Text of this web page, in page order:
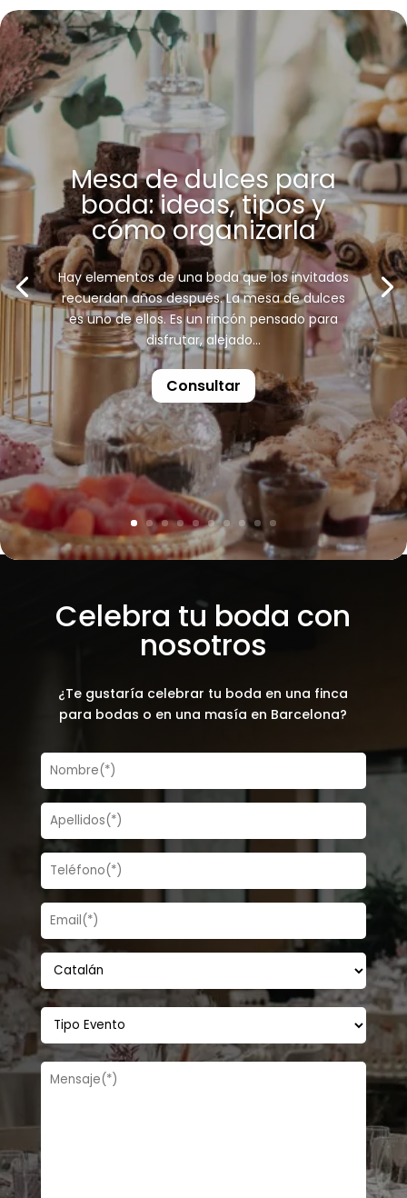
Mesa de dulces para
boda: ideas, tipos y
cómo organizarla
Hay elementos de una boda que los invitados
recuerdan años después. La mesa de dulces
es uno de ellos. Es un rincón pensado para
disfrutar, alejado...
Consultar
Celebra tu boda con
nosotros
¿Te gustaría celebrar tu boda en una finca
para bodas o en una masía en Barcelona?